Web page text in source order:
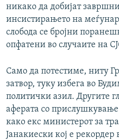
никако да добијат
инсистирањето на
слобода се бројни
опфатени во случаите на
Само да потестиме, ниту
затвор, туку избега во
политички азил. Другите
аферата со
како екс министерот за
Јанакиески кој е